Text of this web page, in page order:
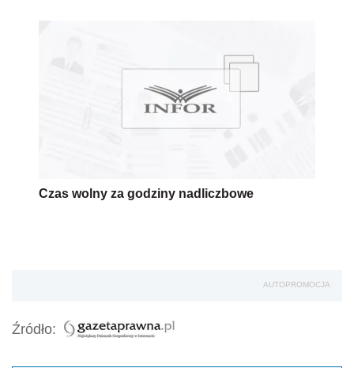
Czas wolny za godziny nadliczbowe
AUTOPROMOCJA
Źródło: